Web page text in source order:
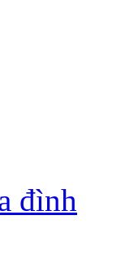
đình